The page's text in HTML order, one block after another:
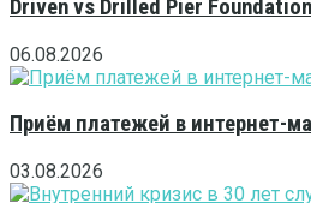
Driven vs Drilled Pier
06.08.2026
Приём платежей в интернет-
03.08.2026